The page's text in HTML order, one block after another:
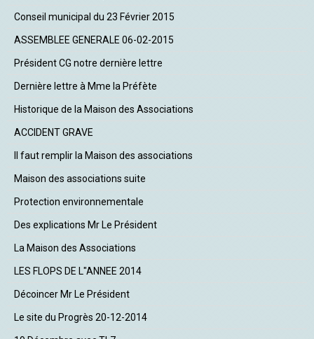
Conseil municipal du 23 Février 2015
ASSEMBLEE GENERALE 06-02-2015
Président CG notre dernière lettre
Dernière lettre à Mme la Préfète
Historique de la Maison des Associations
ACCIDENT GRAVE
Il faut remplir la Maison des associations
Maison des associations suite
Protection environnementale
Des explications Mr Le Président
La Maison des Associations
LES FLOPS DE L"ANNEE 2014
Décoincer Mr Le Président
Le site du Progrès 20-12-2014